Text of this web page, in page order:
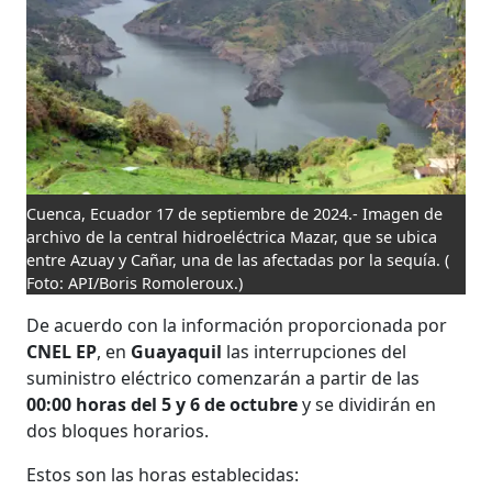
Cuenca, Ecuador 17 de septiembre de 2024.- Imagen de
archivo de la central hidroeléctrica Mazar, que se ubica
entre Azuay y Cañar, una de las afectadas por la sequía. (
Foto: API/Boris Romoleroux.)
De acuerdo con la información proporcionada por
CNEL EP, en Guayaquil las interrupciones del
suministro eléctrico comenzarán a partir de las
00:00 horas del 5 y 6 de octubrey se dividirán en
dos bloques horarios.
Estos son las horas establecidas: